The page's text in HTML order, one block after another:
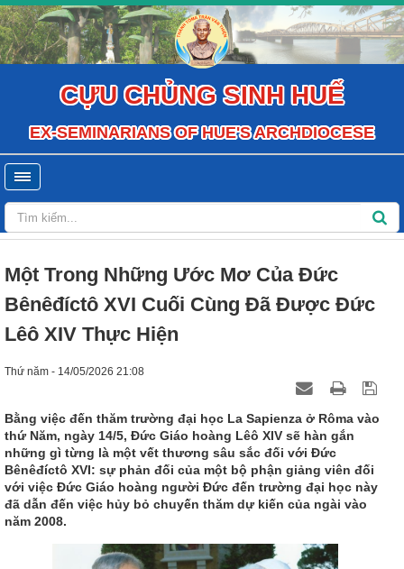
CỰU CHỦNG SINH HUẾ
EX-SEMINARIANS OF HUE'S ARCHDIOCESE
Một Trong Những Ước Mơ Của Đức
Bênêđíctô XVI Cuối Cùng Đã Được Đức
Lêô XIV Thực Hiện
Thứ năm - 14/05/2026 21:08
Bằng việc đến thăm trường đại học La Sapienza ở Rôma vào
thứ Năm, ngày 14/5, Đức Giáo hoàng Lêô XIV sẽ hàn gắn
những gì từng là một vết thương sâu sắc đối với Đức
Bênêđíctô XVI: sự phản đối của một bộ phận giảng viên đối
với việc Đức Giáo hoàng người Đức đến trường đại học này
đã dẫn đến việc hủy bỏ chuyến thăm dự kiến của ngài vào
năm 2008.